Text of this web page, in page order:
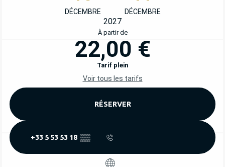
DÉCEMBRE DÉCEMBRE
2027
À partir de
22,00 €
Tarif plein
Voir tous les tarifs
RÉSERVER
+33 5 53 53 18 ▒▒